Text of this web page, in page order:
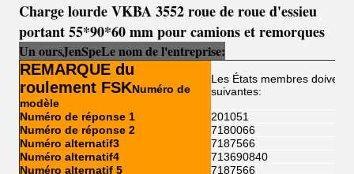
Charge lourde VKBA 3552 roue de roue d'essieu
portant 55*90*60 mm pour camions et remorques
Un oursJenSpeLe nom de l'entreprise:
REMARQUE du
roulement FSKNuméro de
modèle
Les États membres doivent
suivantes:
Numéro de réponse 1
201051
Numéro de réponse 2
7180066
Numéro alternatif3
7187566
Numéro alternatif4
713690840
Numéro alternatif 5
7187566